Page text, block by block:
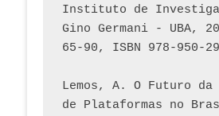
Instituto de
Gino Germani - UBA,
65-90, ISBN 978-950-
Lemos, A. O Futuro da
de Plataformas no